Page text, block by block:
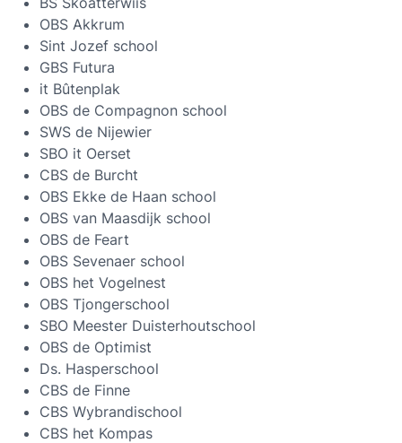
OBS Akkrum
Sint Jozef school
GBS Futura
it Bûtenplak
OBS de Compagnon school
SWS de Nijewier
SBO it Oerset
CBS de Burcht
OBS Ekke de Haan school
OBS van Maasdijk school
OBS de Feart
OBS Sevenaer school
OBS het Vogelnest
OBS Tjongerschool
SBO Meester Duisterhoutschool
OBS de Optimist
Ds. Hasperschool
CBS de Finne
CBS Wybrandischool
CBS het Kompas